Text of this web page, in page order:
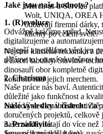
Jaké jsou naše hodnoty?
1. (R)evoluce
Odvážně kráčíme vpřed.
digitalizujeme a
nejlepší a neděláme věci jen
děláme to, co má skutečnou
2. Charisma
Naše práce nás baví.
důležité jako funkčnost a
zakládá na vizuální atraktivitě
3. Proaktivita
Merch-as-a-Service
Wolt, UNIQA, OREA
odbavují firemní dárky,
klienty po celém světě.
Nejsme klasická reklamka z
a Excel tabulky. Stavíme
dinosauří obor kompletně
kontrolu nad jejich merchem.
Naše výsledky v číslech:Za
doručených projektů, celkově
naše zásilky létají do více než